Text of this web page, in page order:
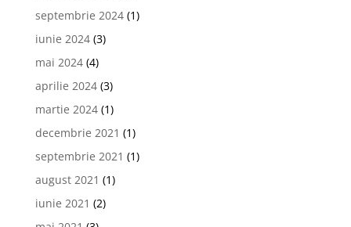
septembrie 2024(1)
iunie 2024(3)
mai 2024(4)
aprilie 2024(3)
martie 2024(1)
decembrie 2021 (1)
septembrie 2021 (1)
august 2021 (1)
iunie 2021 (2)